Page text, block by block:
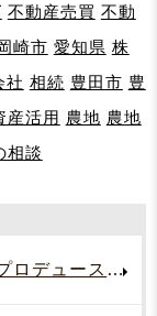
不動産売買 不動
崎市 愛知県 株
社 相続 豊田市 豊
産活用 農地 農地
相談
農地の土地活用 収益化プロデュース！お問合せください。